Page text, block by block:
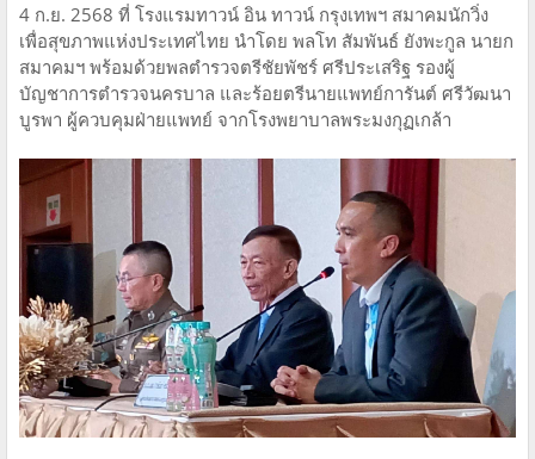
4 ก.ย. 2568 ที่ โรงแรมทาวน์ อิน ทาวน์ กรุงเทพฯ สมาคมนักวิ่ง
เพื่อสุขภาพแห่งประเทศไทย นำโดย พลโท สัมพันธ์ ยังพะกูล นายก
สมาคมฯ พร้อมด้วยพลตำรวจตรีชัยพัชร์ ศรีประเสริฐ รองผู้
บัญชาการตำรวจนครบาล และร้อยตรีนายแพทย์การันต์ ศรีวัฒนา
บูรพา ผู้ควบคุมฝ่ายแพทย์ จากโรงพยาบาลพระมงกุฏเกล้า